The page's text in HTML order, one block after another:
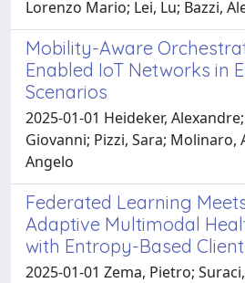
Lorenzo Mario; Lei, Lu; Bazzi,
Mobility-Aware
Enabled IoT Networks in
Scenarios
2025-01-01 Heideker,
Giovanni; Pizzi, Sara; Molinaro,
Angelo
Federated Learning
Adaptive Multimodal
with Entropy-Based
2025-01-01 Zema, Pietro;